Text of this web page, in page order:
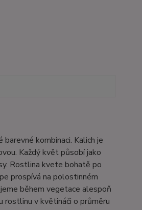
kombinaci. Kalich je
Každý květ působí jako
Rostlina kvete bohatě po
prospívá na polostinném
během vegetace alespoň
rostlinu v květináči o průměru